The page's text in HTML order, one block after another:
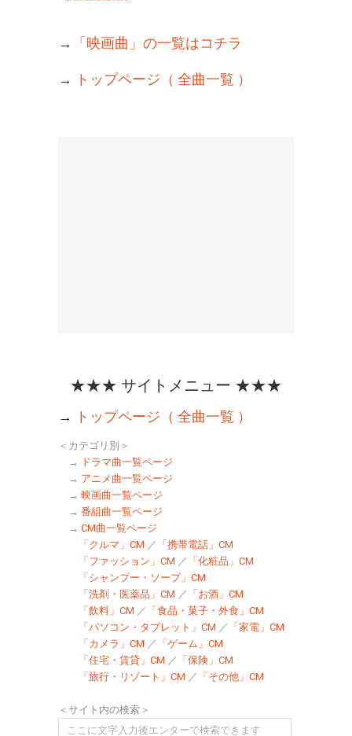
→ 「映画曲」の一覧はコチラ
→ トップページ（ 全曲一覧 ）
★★★ サイトメニュー ★★★
→ トップページ（ 全曲一覧 ）
＜カテゴリ別＞
→
ドラマ曲一覧ページ
→ アニメ曲一覧ページ
→ 映画曲一覧ページ
→ 番組曲一覧ページ
→ CM曲一覧ページ
「クルマ」CM ／ 「携帯電話」CM
「ファッション」CM ／ 「化粧品」CM
「シャンプー・ソープ」CM
「洗剤・医薬品」CM ／ 「お酒」CM
「飲料」CM ／ 「食品・菓子・外食」CM
「パソコン・タブレット」CM ／ 「家電」CM
「カメラ」CM ／ 「ゲーム」CM
「住宅・賃貸」CM ／ 「保険」CM
「旅行・リゾート」CM ／ 「その他」CM
＜サイト内の検索＞